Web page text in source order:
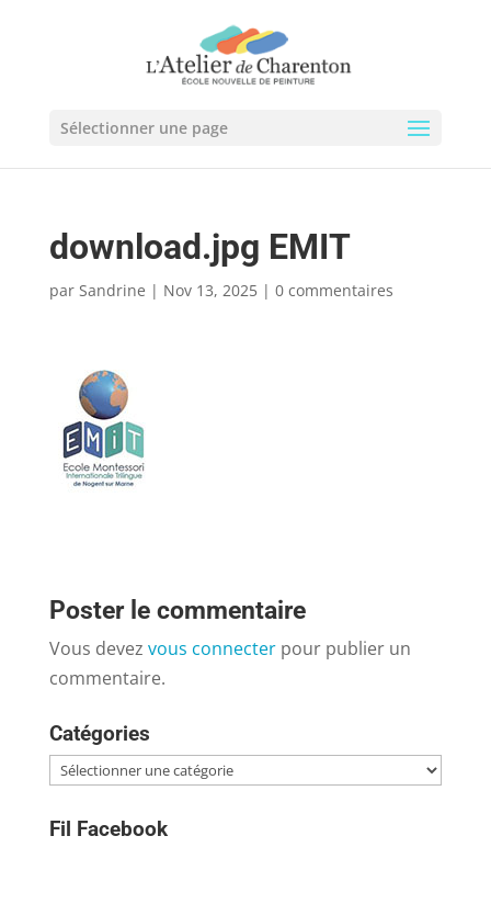
Sélectionner une page
download.jpg EMIT
par Sandrine | Nov 13, 2025| 0 commentaires
Poster le commentaire
Vous devez vous connecterpour publier un
commentaire.
Catégories
Catégories
Fil Facebook